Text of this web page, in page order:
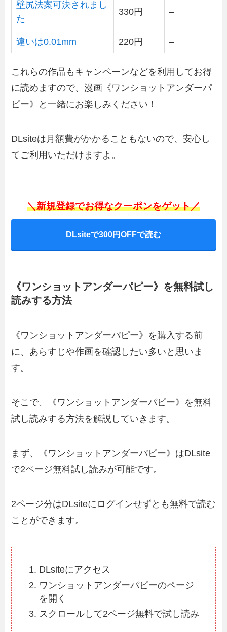
壁尻法案可決されまし
た
330円 –
違いは0.01mm 220円 –
これらの作品もキャンペーンなどを利用してお得
に読めますので、漫画《ワンショットアンダーパ
ピー》と一緒にお楽しみください！
DLsiteは月額費がかかることもないので、安心し
てご利用いただけますよ。
＼新規登録でお得なクーポンをゲット／
DLsiteで300円OFFで読む
《ワンショットアンダーパピー》を無料試し
読みする方法
《ワンショットアンダーパピー》を購入する前
に、あらすじや作画を確認したい多いと思いま
す。
そこで、《ワンショットアンダーパピー》を無料
試し読みする方法を解説していきます。
まず、《ワンショットアンダーパピー》はDLsite
で2ページ無料試し読みが可能です。
2ページ分はDLsiteにログインせずとも無料で読む
ことができます。
DLsiteにアクセス
ワンショットアンダーパピーのページ
を開く
スクロールして2ページ無料で試し読み